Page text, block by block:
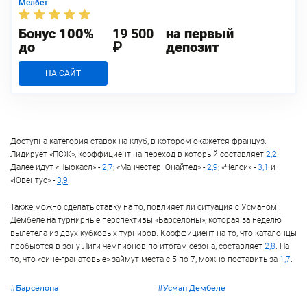
Мелбет
Бонус 100%
до
19 500
₽
на первый
депозит
НА САЙТ
Доступна категория ставок на клуб, в котором окажется француз.
Лидирует «ПСЖ», коэффициент на переход в который составляет 2,2.
Далее идут «Ньюкасл» - 2,7; «Манчестер Юнайтед» - 2,9; «Челси» - 3,1 и
«Ювентус» - 3,9.
Также можно сделать ставку на то, повлияет ли ситуация с Усманом
Дембеле на турнирные перспективы «Барселоны», которая за неделю
вылетела из двух кубковых турниров. Коэффициент на то, что каталонцы
пробьются в зону Лиги чемпионов по итогам сезона, составляет 2,8. На
то, что «сине-гранатовые» займут места с 5 по 7, можно поставить за 1,7.
#Барселона #Усман Дембеле